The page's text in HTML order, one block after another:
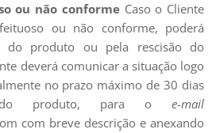
ou não conformeCaso o Cliente
ou não conforme, poderá
do produto ou pela rescisão do
deverá comunicar a situação logo
no prazo máximo de 30 dias
produto, para o e-mail
com breve descrição e anexando